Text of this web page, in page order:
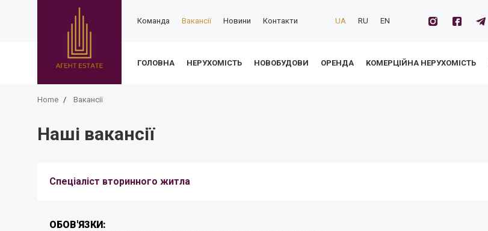
Команда Вакансії Новини Контакти UA RU EN
ГОЛОВНА НЕРУХОМІСТЬ НОВОБУДОВИ ОРЕНДА KОМЕРЦІЙНА НЕРУХОМІСТЬ
Home / Вакансії
Наші вакансії
Спеціаліст вторинного житла
ОБОВ'ЯЗКИ: